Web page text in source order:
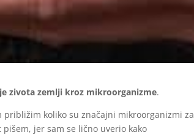
zivota zemlji kroz mikroorganizme.
približim koliko su značajni mikroorganizmi za
jer sam se lično uverio kako